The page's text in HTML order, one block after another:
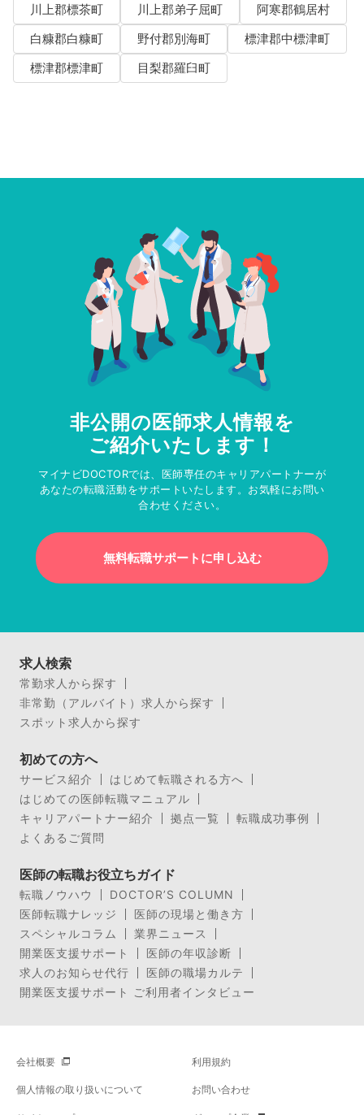
川上郡標茶町
川上郡弟子屈町
阿寒郡鶴居村
白糠郡白糠町
野付郡別海町
標津郡中標津町
標津郡標津町
目梨郡羅臼町
非公開の医師求人情報を
ご紹介いたします！
マイナビDOCTORでは、医師専任のキャリアパートナーが
あなたの転職活動をサポートいたします。お気軽にお問い
合わせください。
無料転職サポートに申し込む
求人検索
常勤求人から探す
非常勤（アルバイト）求人から探す
スポット求人から探す
初めての方へ
サービス紹介
はじめて転職される方へ
はじめての医師転職マニュアル
キャリアパートナー紹介
拠点一覧
転職成功事例
よくあるご質問
医師の転職お役立ちガイド
転職ノウハウ
DOCTOR’S COLUMN
医師転職ナレッジ
医師の現場と働き方
スペシャルコラム
業界ニュース
開業医支援サポート
医師の年収診断
求人のお知らせ代行
医師の職場カルテ
開業医支援サポート ご利用者インタビュー
会社概要 利用規約
個人情報の取り扱いについて お問い合わせ